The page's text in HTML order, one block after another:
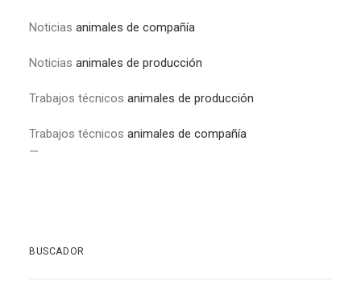
Noticias animales de compañía
Noticias animales de producción
Trabajos técnicos animales de producción
Trabajos técnicos animales de compañía
—
BUSCADOR